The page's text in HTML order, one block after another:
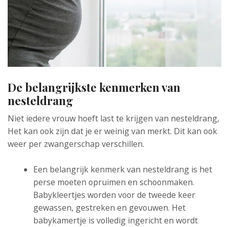
De belangrijkste kenmerken van
nesteldrang
Niet iedere vrouw hoeft last te krijgen van nesteldrang,
Het kan ook zijn dat je er weinig van merkt. Dit kan ook
weer per zwangerschap verschillen.
Een belangrijk kenmerk van nesteldrang is het
perse moeten opruimen en schoonmaken.
Babykleertjes worden voor de tweede keer
gewassen, gestreken en gevouwen. Het
babykamertje is volledig ingericht en wordt